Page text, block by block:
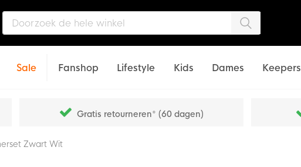
Sale Fanshop Lifestyle Kids Dames Keepers
Gratis retourneren* (60 dagen)
Zwart Wit